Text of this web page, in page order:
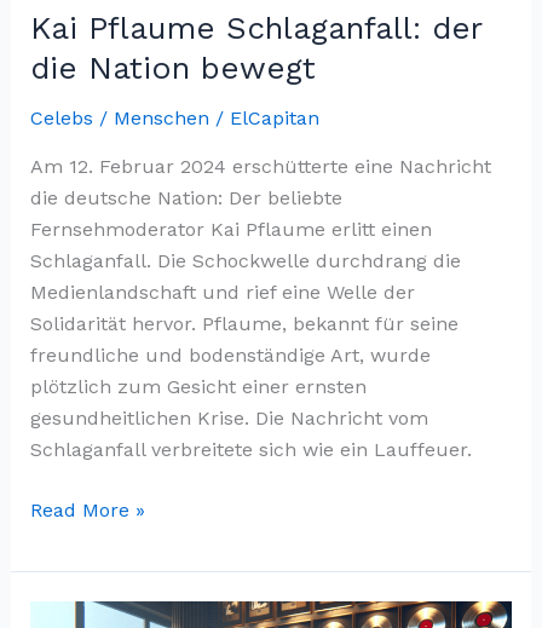
Kai Pflaume Schlaganfall: der
die Nation bewegt
Celebs / Menschen / ElCapitan
Am 12. Februar 2024 erschütterte eine Nachricht
die deutsche Nation: Der beliebte
Fernsehmoderator Kai Pflaume erlitt einen
Schlaganfall. Die Schockwelle durchdrang die
Medienlandschaft und rief eine Welle der
Solidarität hervor. Pflaume, bekannt für seine
freundliche und bodenständige Art, wurde
plötzlich zum Gesicht einer ernsten
gesundheitlichen Krise. Die Nachricht vom
Schlaganfall verbreitete sich wie ein Lauffeuer.
Kai
Schlaganfall:
der
Read More »